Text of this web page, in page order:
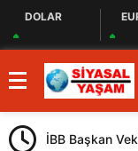
DOLAR
İBB Başkan